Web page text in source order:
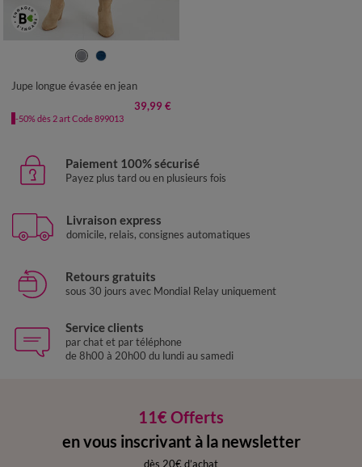
40 42 44
Jupe longue évasée en jean
39,99 €
-50% dès 2 art Code 899013
Paiement 100% sécurisé
Payez plus tard ou en plusieurs fois
Livraison express
domicile, relais, consignes automatiques
Retours gratuits
sous 30 jours avec Mondial Relay uniquement
Service clients
par chat et par téléphone
de 8h00 à 20h00 du lundi au samedi
11€ Offerts
en vous inscrivant à la newsletter
dès 20€ d’achat